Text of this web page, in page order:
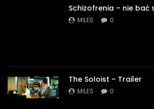
Schizofrenia – nie bać
MILES 0
The Soloist – Trailer
MILES 0